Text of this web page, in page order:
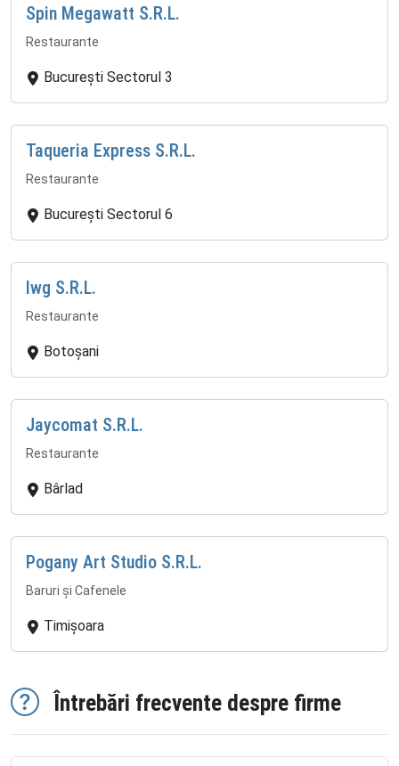
Spin Megawatt S.R.L.
Restaurante
București Sectorul 3
Taqueria Express S.R.L.
Restaurante
București Sectorul 6
Iwg S.R.L.
Restaurante
Botoșani
Jaycomat S.R.L.
Restaurante
Bârlad
Pogany Art Studio S.R.L.
Baruri și Cafenele
Timișoara
Întrebări frecvente despre firme